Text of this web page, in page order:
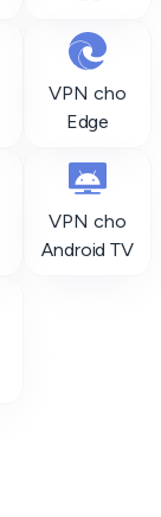
VPN cho
Edge
VPN cho
Android TV